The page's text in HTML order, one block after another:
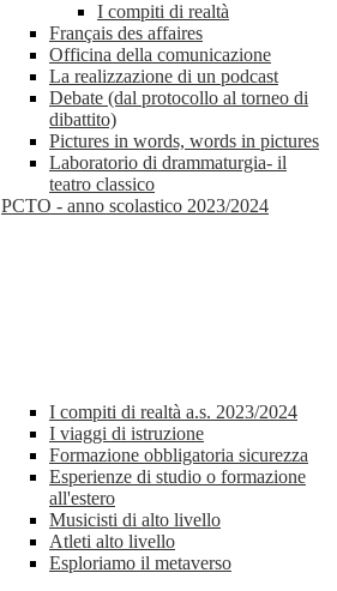
I compiti di realtà
Français des affaires
Officina della comunicazione
La realizzazione di un podcast
Debate (dal protocollo al torneo di
dibattito)
Pictures in words, words in pictures
Laboratorio di drammaturgia- il
teatro classico
PCTO - anno scolastico 2023/2024
I compiti di realtà a.s. 2023/2024
I viaggi di istruzione
Formazione obbligatoria sicurezza
Esperienze di studio o formazione
all'estero
Musicisti di alto livello
Atleti alto livello
Esploriamo il metaverso